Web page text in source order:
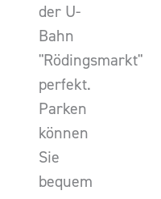
der U-
Bahn
"Rödingsmarkt"
perfekt.
Parken
können
Sie
bequem